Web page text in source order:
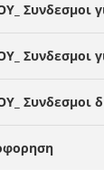
Συνδεσμοι
Συνδεσμοι
Συνδεσμοι